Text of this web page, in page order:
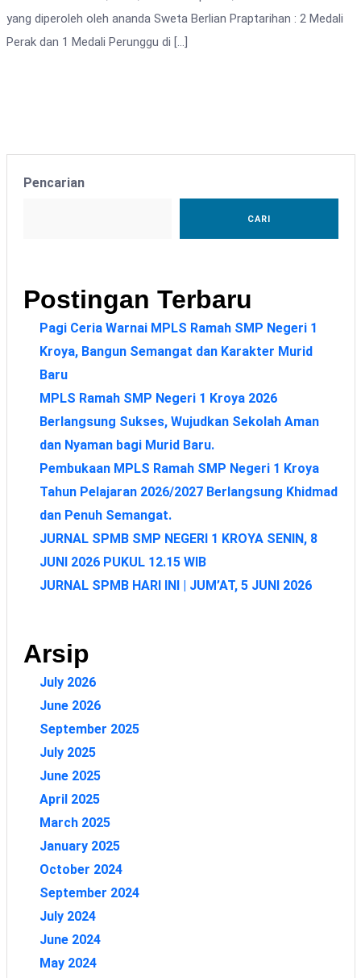
yang diperoleh oleh ananda Sweta Berlian Praptarihan : 2 Medali
Perak dan 1 Medali Perunggu di […]
Pencarian
CARI
Postingan Terbaru
Pagi Ceria Warnai MPLS Ramah SMP Negeri 1
Kroya, Bangun Semangat dan Karakter Murid
Baru
MPLS Ramah SMP Negeri 1 Kroya 2026
Berlangsung Sukses, Wujudkan Sekolah Aman
dan Nyaman bagi Murid Baru.
Pembukaan MPLS Ramah SMP Negeri 1 Kroya
Tahun Pelajaran 2026/2027 Berlangsung Khidmad
dan Penuh Semangat.
JURNAL SPMB SMP NEGERI 1 KROYA SENIN, 8
JUNI 2026 PUKUL 12.15 WIB
JURNAL SPMB HARI INI | JUM’AT, 5 JUNI 2026
Arsip
July 2026
June 2026
September 2025
July 2025
June 2025
April 2025
March 2025
January 2025
October 2024
September 2024
July 2024
June 2024
May 2024